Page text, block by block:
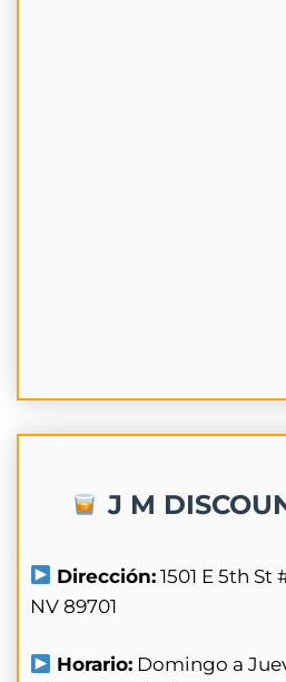
J M
Dirección: 1501 E 5th St
NV 89701
Horario: Domingo a